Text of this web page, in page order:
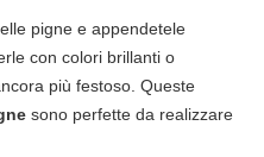
pigne e appendetele
con colori brillanti o
più festoso. Queste
sono perfette da realizzare